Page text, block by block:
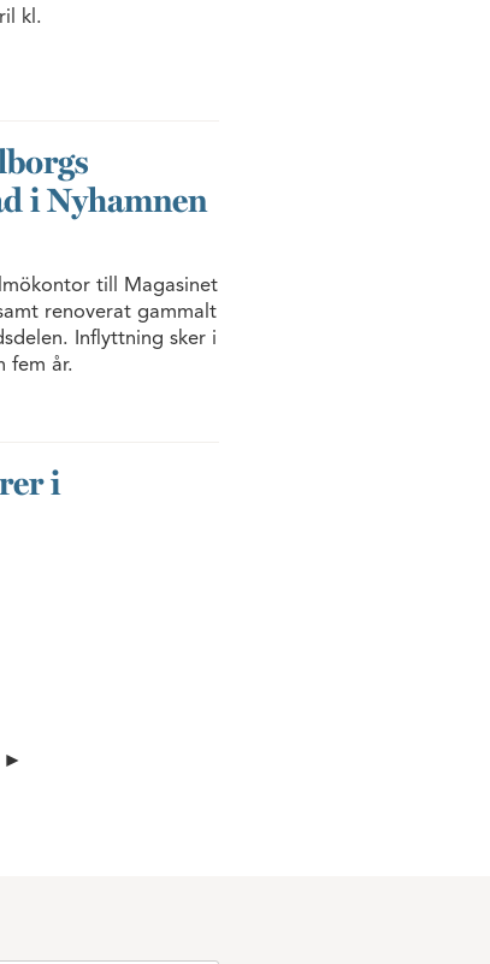
kl.
i Nyhamnen
till Magasinet
renoverat gammalt
Inflyttning sker i
fem år.
i